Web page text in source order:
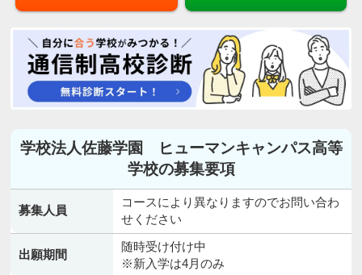
学校法人佐藤学園 ヒューマンキャンパス高等
学校の募集要項
募集人員
コースにより異なりますのでお問い合わ
せください
出願期間
随時受け付け中
※新入学は4月のみ